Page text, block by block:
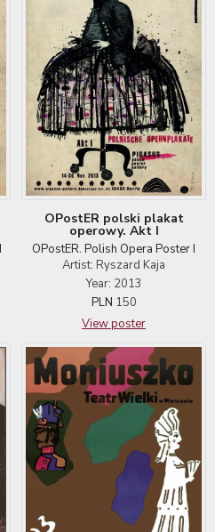
OPostER polski plakat
operowy. Akt I
OPostER. Polish Opera Poster I
Artist: Ryszard Kaja
Year: 2013
PLN 150
View poster